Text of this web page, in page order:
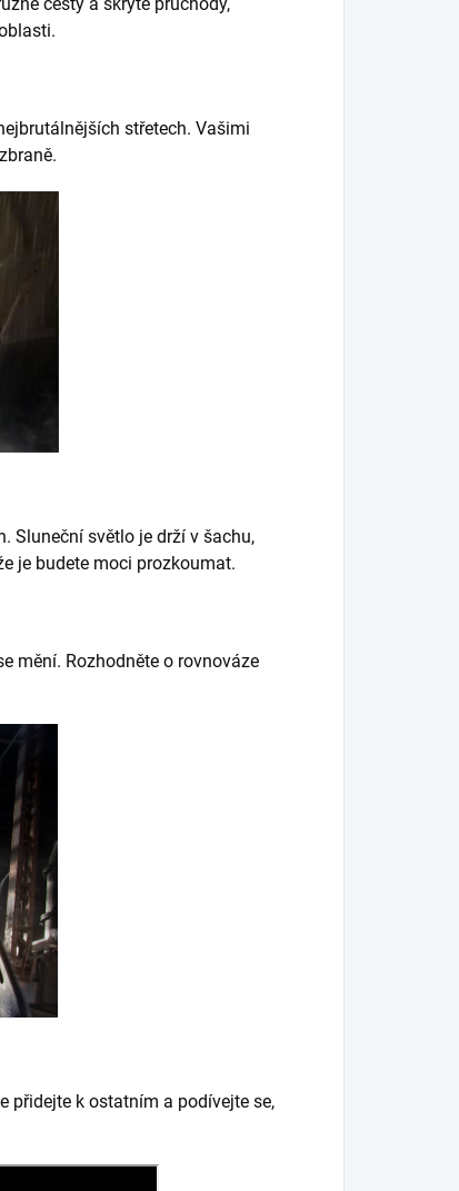
cesty a skryté průchody,
střetech. Vašimi
Sluneční světlo je drží v šachu,
je budete moci prozkoumat.
mění. Rozhodněte o rovnováze
přidejte k ostatním a podívejte se,